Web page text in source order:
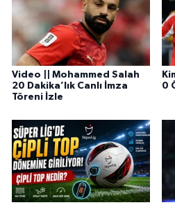
Video || Mohammed Salah
20 Dakika’lık Canlı İmza
Töreni İzle
0